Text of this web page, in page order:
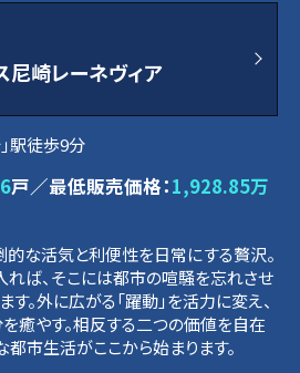
尼崎レーネヴィア
駅徒歩9分
戸／最低販売価格：1,928.85万
的な活気と利便性を日常にする贅沢。
れば、そこには都市の喧騒を忘れさせ
。外に広がる「躍動」を活力に変え、
を癒やす。相反する二つの価値を自在
都市生活がここから始まります。